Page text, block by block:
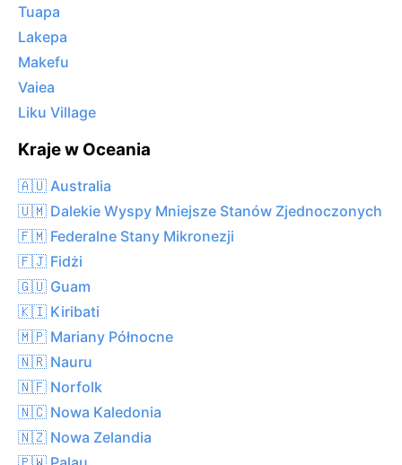
Tuapa
Lakepa
Makefu
Vaiea
Liku Village
Kraje w Oceania
🇦🇺 Australia
🇺🇲 Dalekie Wyspy Mniejsze Stanów Zjednoczonych
🇫🇲 Federalne Stany Mikronezji
🇫🇯 Fidżi
🇬🇺 Guam
🇰🇮 Kiribati
🇲🇵 Mariany Północne
🇳🇷 Nauru
🇳🇫 Norfolk
🇳🇨 Nowa Kaledonia
🇳🇿 Nowa Zelandia